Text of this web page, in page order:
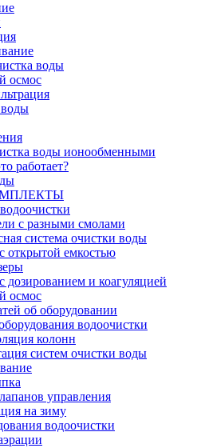
воды
осмос
воды ионообменными
работает?
с разными смолами
система очистки воды
открытой емкостью
дозированием и коагуляцией
осмос
об оборудовании
водоочистки
колонн
систем очистки воды
управления
на зиму
водоочистки